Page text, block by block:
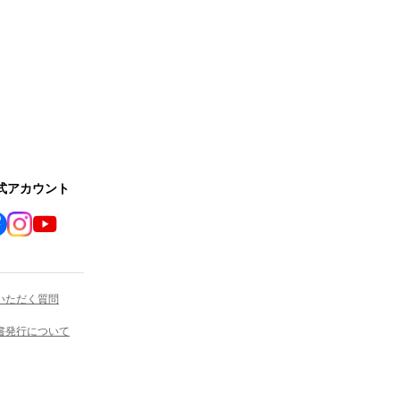
アカウント
ただく質問
発行について